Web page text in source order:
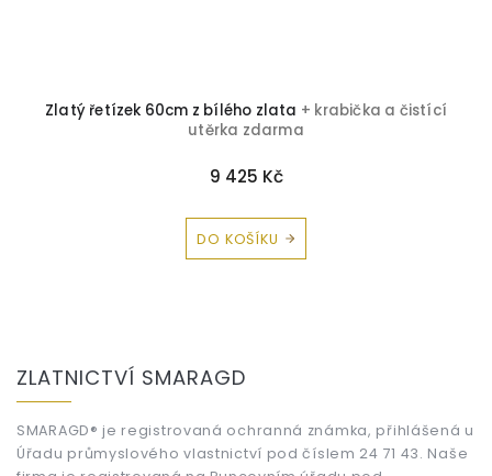
Zlatý řetízek 60cm z bílého zlata + krabička a čistící
utěrka zdarma
9 425 Kč
DO KOŠÍKU
ZLATNICTVÍ SMARAGD
SMARAGD® je registrovaná ochranná známka, přihlášená u
Úřadu průmyslového vlastnictví pod číslem 24 71 43. Naše